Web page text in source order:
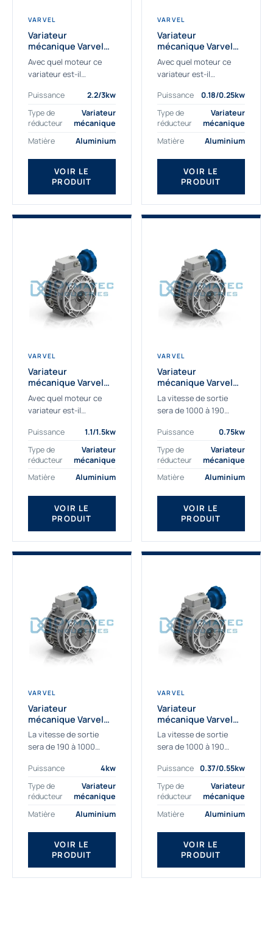
VARVEL
Variateur
mécanique Varvel
FVS100B5A - 2.2/3 kw
- 190/1000tr/min
Avec quel moteur ce
variateur est-il
Le FVS100B5A accepte
des moteurs
électriques de 2,2 kW et
B5. Son arbre...
Puissance
2.2/3kw
Type de
réducteur
Variateur
mécanique
Matière
Aluminium
VOIR LE
PRODUIT
VARVEL
Variateur
mécanique Varvel
FVS063B5A -
0.18/0.25 kw -
170/880tr/min
Avec quel moteur ce
variateur est-il
Le variateur de vitesse
FVS063B5A est
compatible avec les
de 0,18 kW et 0,25
kW en...
Puissance
0.18/0.25kw
Type de
réducteur
Variateur
mécanique
Matière
Aluminium
VOIR LE
PRODUIT
VARVEL
Variateur
mécanique Varvel
FVS090B5A - 1.1/1.5
kw - 190/1000tr/min
Avec quel moteur ce
variateur est-il
Le variateur de vitesse
FVS090B5A est
compatible avec les
moteurs électriques
de 1,1 kW et 1,5 kW en...
Puissance
1.1/1.5kw
Type de
réducteur
Variateur
mécanique
Matière
Aluminium
VOIR LE
PRODUIT
VARVEL
Variateur
mécanique Varvel
FVS080B5A - 0.75 kw
- 190/1000tr/min
La vitesse de sortie
sera de 1000 à 190
variateur si celui-ci est
équipé d'un moteur
électrique...
Puissance
0.75kw
Type de
réducteur
Variateur
mécanique
Matière
Aluminium
VOIR LE
PRODUIT
VARVEL
Variateur
mécanique Varvel
FVS112B5A - 4 kw -
190/1000tr/min
La vitesse de sortie
sera de 190 à 1000
variateur si celui-ci est
équipé d'un moteur
électrique...
Puissance
4kw
Type de
réducteur
Variateur
mécanique
Matière
Aluminium
VOIR LE
PRODUIT
VARVEL
Variateur
mécanique Varvel
FVS071B5A -
0.37/0.55 kw -
190/1000tr/min
La vitesse de sortie
sera de 1000 à 190
variateur si celui-ci est
équipé d'un moteur
électrique...
Puissance 0.37/0.55kw
Type de
réducteur
Variateur
mécanique
Matière
Aluminium
VOIR LE
PRODUIT